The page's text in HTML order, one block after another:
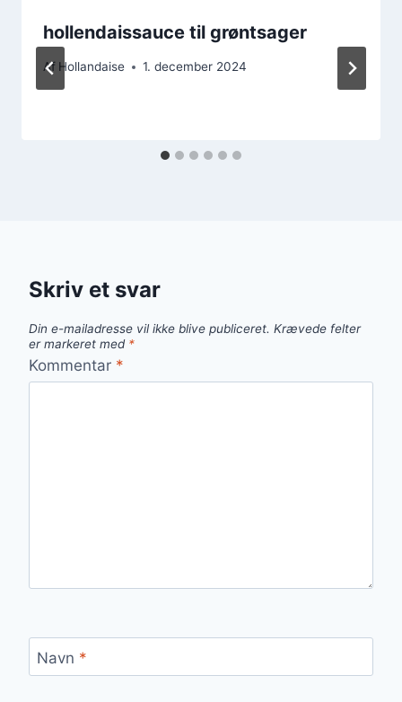
hollendaissauce til grøntsager
Af Hollandaise 1. december 2024
Skriv et svar
Din e-mailadresse vil ikke blive publiceret. Krævede felter
er markeret med *
Kommentar *
Navn *